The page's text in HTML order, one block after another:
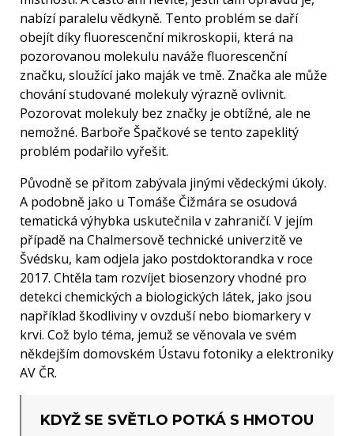
nabízí paralelu vědkyně. Tento problém se daří
obejít díky fluorescenční mikroskopii, která na
pozorovanou molekulu naváže fluorescenční
značku, sloužící jako maják ve tmě. Značka ale může
chování studované molekuly výrazně ovlivnit.
Pozorovat molekuly bez značky je obtížné, ale ne
nemožné. Barboře Špačkové se tento zapeklitý
problém podařilo vyřešit.
Původně se přitom zabývala jinými vědeckými úkoly.
A podobně jako u Tomáše Čižmára se osudová
tematická výhybka uskutečnila v zahraničí. V jejím
případě na Chalmersově technické univerzitě ve
Švédsku, kam odjela jako postdoktorandka v roce
2017. Chtěla tam rozvíjet biosenzory vhodné pro
detekci chemických a biologických látek, jako jsou
například škodliviny v ovzduší nebo biomarkery v
krvi. Což bylo téma, jemuž se věnovala ve svém
někdejším domovském Ústavu fotoniky a elektroniky
AV ČR.
KDYŽ SE SVĚTLO POTKÁ S HMOTOU